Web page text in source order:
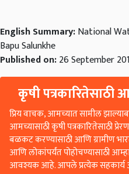
English Summary:National
Bapu Salunkhe
Published on:26 September
कृषी पत्रकारितेसाठी
प्रिय वाचक, आमच्यात सामील
आमच्यासाठी कृषी पत्रकारितेसाठी
बळकट करण्यासाठी आणि ग्रामीण
आणि लोकांपर्यंत पोहोचण्यासाठी
आवश्यक आहे. आपले प्रत्येक सहकार्य